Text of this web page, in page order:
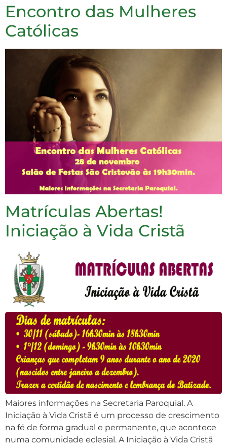
Encontro das Mulheres
Católicas
Matrículas Abertas!
Iniciação à Vida Cristã
Maiores informações na Secretaria Paroquial. A
Iniciação à Vida Cristã é um processo de crescimento
na fé de forma gradual e permanente, que acontece
numa comunidade eclesial. A Iniciação à Vida Cristã